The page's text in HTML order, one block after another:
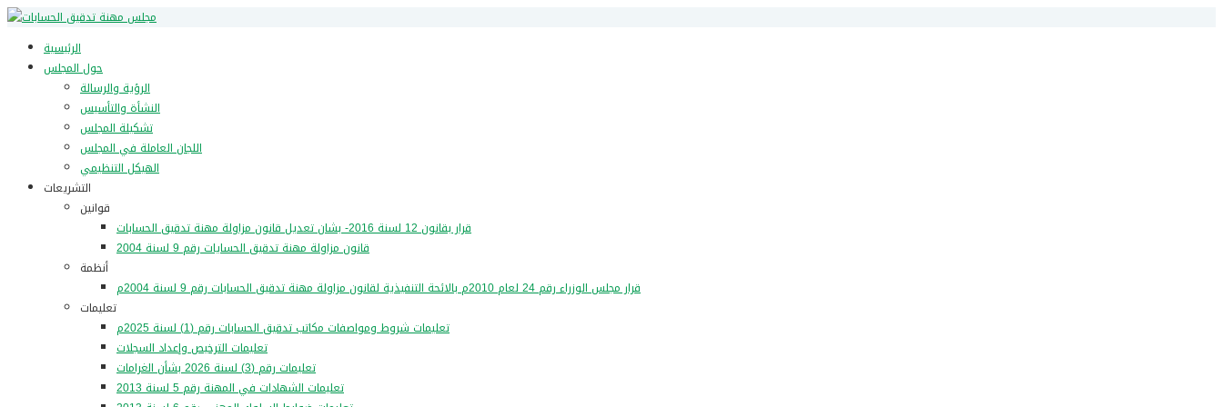
الرئيسية
حول المجلس
الرؤية والرسالة
النشأة والتأسيس
تشكيلة المجلس
اللجان العاملة في المجلس
الهيكل التنظيمي
التشريعات
قوانين
قرار بقانون 12 لسنة 2016- بشان تعديل قانون مزاولة مهنة تدقيق الحسابات
قانون مزاولة مهنة تدقيق الحسايات رقم 9 لسنة 2004
أنظمة
قرار مجلس الوزراء رقم 24 لعام 2010م بالائحة التنفيذية لقانون مزاولة مهنة تدقيق الحسابات رقم 9 لسنة 2004م
تعليمات
تعليمات شروط ومواصفات مكاتب تدقيق الحسابات رقم (1) لسنة 2025م
تعليمات الترخيص وإعداد السجلات
تعليمات رقم (3) لسنة 2026 بشأن الغرامات
تعليمات الشهادات في المهنة رقم 5 لسنة 2013